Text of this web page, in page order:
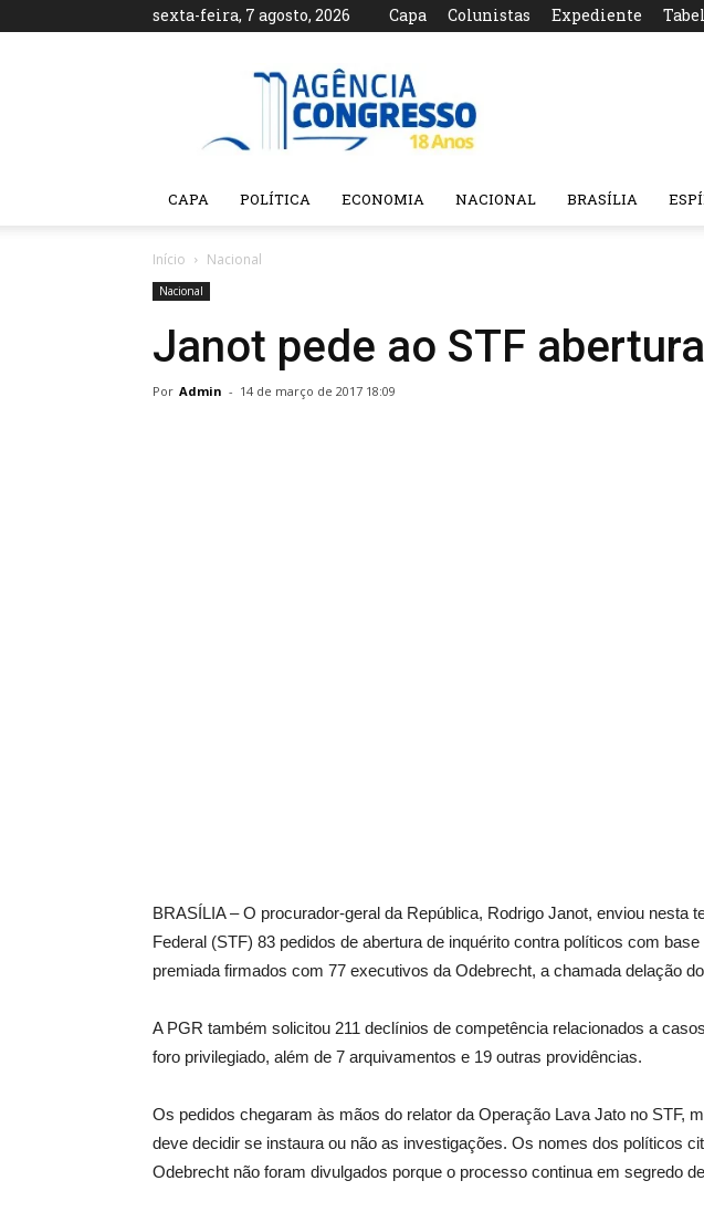
sexta-feira, 7 agosto, 2026 Capa Colunistas Expediente
Agência
CAPA POLÍTICA ECONOMIA NACIONAL BRASÍLIA
Início Nacional
Nacional
Janot pede ao STF
Por Admin - 14 de março de 2017 18:09
BRASÍLIA – O procurador-geral da República, Rodrigo Janot, enviou nesta
Federal (STF) 83 pedidos de abertura de inquérito contra políticos com
premiada firmados com 77 executivos da Odebrecht, a chamada delação
A PGR também solicitou 211 declínios de competência relacionados a
foro privilegiado, além de 7 arquivamentos e 19 outras providências.
Os pedidos chegaram às mãos do relator da Operação Lava Jato no STF,
deve decidir se instaura ou não as investigações. Os nomes dos políticos
Odebrecht não foram divulgados porque o processo continua em segredo